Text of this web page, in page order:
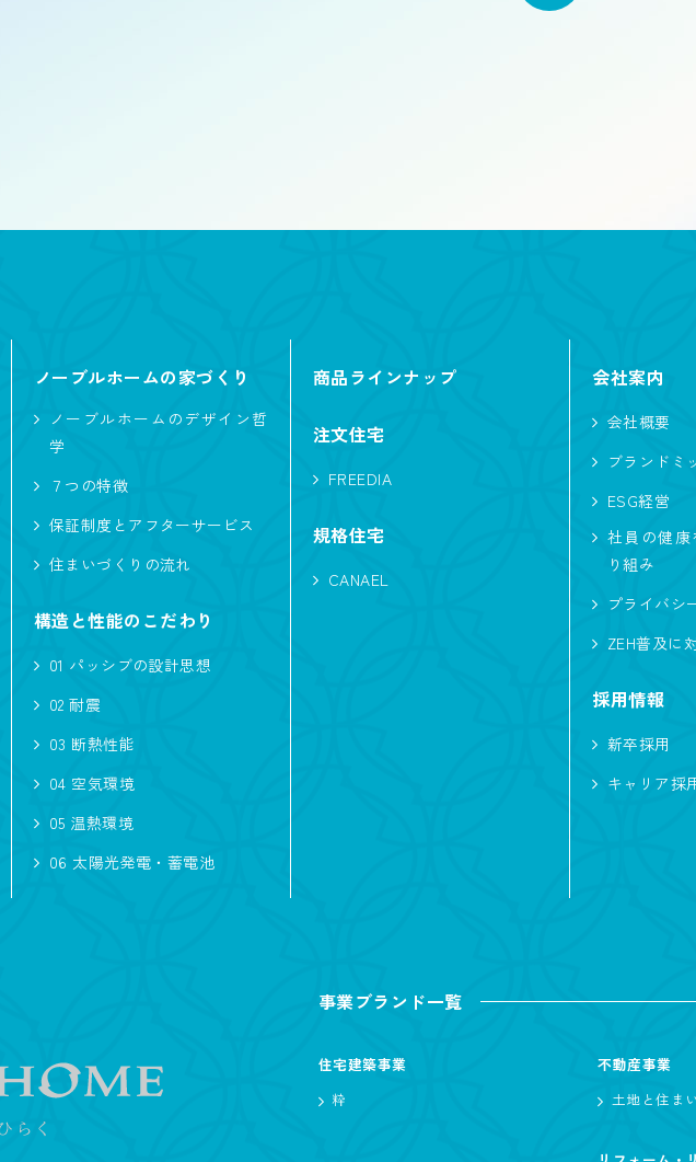
屋根型
こだわり・性能
ただいま動線 家事がしやすい
対面キッチン
ノーブルタイル
犬と暮らす 猫と暮らす
2
ハイトリビング
白い外観
ファミリークローク
自然素材
自転車
アウトドア・レジャー
インテ
造作物
オリジナルフロア
収納たっぷり
吹き抜けのある家
音楽
シニアにやさしい
シャワールーム
スタイル
ノーブルホームの家づくり
ノーブルホームのデザイン哲
学
７つの特徴
保証制度とアフターサービス
住まいづくりの流れ
構造と性能のこだわり
01 パッシブの設計思想
02 耐震
03 断熱性能
04 空気環境
05 温熱環境
06 太陽光発電・蓄電池
商品ラインナップ
注文住宅
FREEDIA
規格住宅
CANAEL
会社案内
会社概要
ブランドミ
ESG経営
社員の健
り組み
プライバシ
ZEH普及に
採用情報
新卒採用
キャリア採
事業ブランド一覧
住宅建築事業
粋
不動産事業
土地と住ま